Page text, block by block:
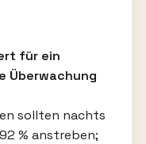
für ein
Überwachung
sollten nachts
% anstreben;